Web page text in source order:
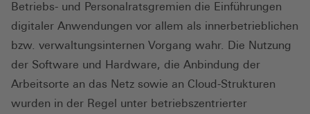
Betriebs- und Personalratsgremien die Einführungen
digitaler Anwendungen vor allem als innerbetrieblichen
bzw. verwaltungsinternen Vorgang wahr. Die Nutzung
der Software und Hardware, die Anbindung der
Arbeitsorte an das Netz sowie an Cloud-Strukturen
wurden in der Regel unter betriebszentrierter